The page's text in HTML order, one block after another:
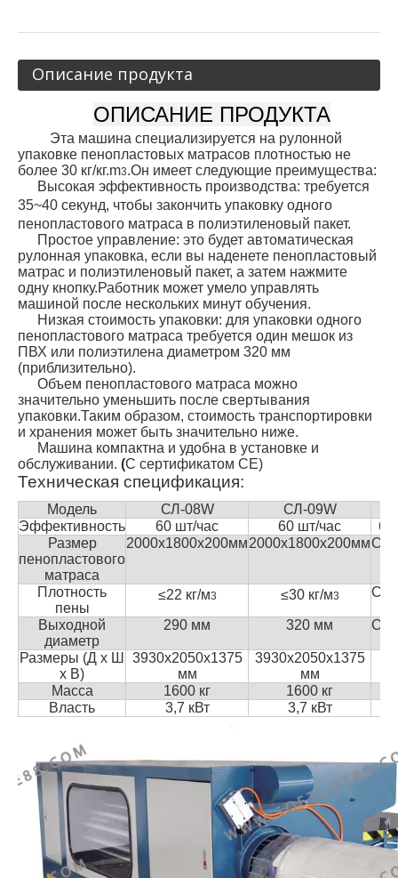
Описание продукта
ОПИСАНИЕ ПРОДУКТА
Эта машина специализируется на рулонной
упаковке пенопластовых матрасов плотностью не
более 30 кг/кг.m3.Он имеет следующие преимущества:
Высокая эффективность производства: требуется
35~40 секунд, чтобы закончить упаковку одного
пенопластового матраса в полиэтиленовый пакет.
Простое управление: это будет автоматическая
рулонная упаковка, если вы наденете пенопластовый
матрас и полиэтиленовый пакет, а затем нажмите
одну кнопку.Работник может умело управлять
машиной после нескольких минут обучения.
Низкая стоимость упаковки: для упаковки одного
пенопластового матраса требуется один мешок из
ПВХ или полиэтилена диаметром 320 мм
(приблизительно).
Объем пенопластового матраса можно
значительно уменьшить после свертывания
упаковки.Таким образом, стоимость транспортировки
и хранения может быть значительно ниже.
Машина компактна и удобна в установке и
обслуживании. (С сертификатом CE)
Техническая спецификация:
Модель СЛ-08W СЛ-09W
Эффективность
60 шт/час 60 шт/час
60
Размер
пенопластового
матраса
2000х1800х200мм2000х1800х200мм
Плотность
пены
≤22 кг/м3 ≤30 кг/м3
Выходной
диаметр
290 мм 320 мм
Размеры (Д х Ш
х В)
3930x2050x1375
мм
3930x2050x1375
мм
Масса
1600 кг
1600 кг
Власть
3,7 кВт 3,7 кВт